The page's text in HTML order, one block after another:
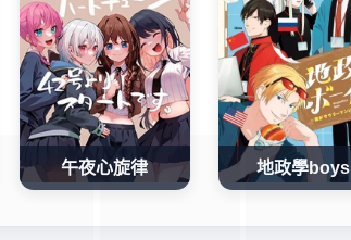
午夜心旋律 地政學boys